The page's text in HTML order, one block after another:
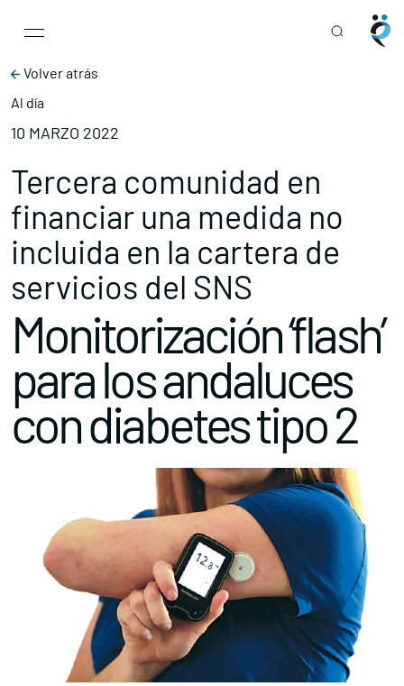
Main Navigation
Volver atrás
Al día
10 MARZO 2022
Tercera comunidad en
financiar una medida no
incluida en la cartera de
servicios del SNS
Monitorización ‘flash’
para los andaluces
con diabetes tipo 2